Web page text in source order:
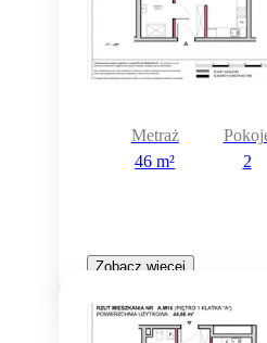
Metraż
46 m²
2
Zobacz więcej